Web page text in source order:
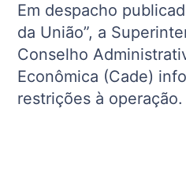
Em despacho
da União”, a
Conselho
Econômica (Cade)
restrições à operação.